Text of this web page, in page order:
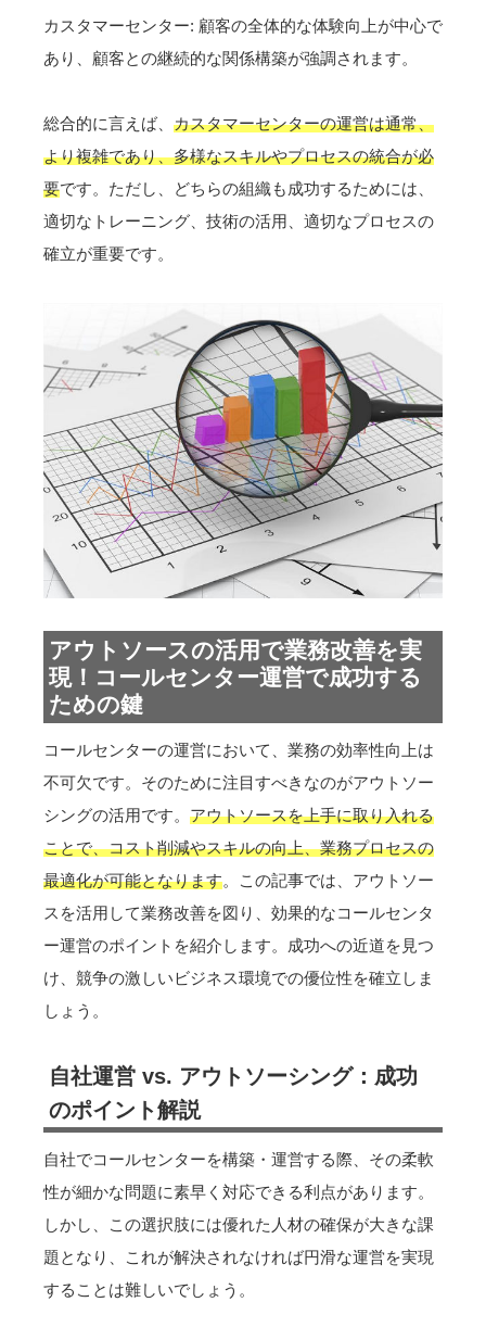
カスタマーセンター: 顧客の全体的な体験向上が中心で
あり、顧客との継続的な関係構築が強調されます。
総合的に言えば、 カスタマーセンターの運営は通常、
より複雑であり、多様なスキルやプロセスの統合が必
要です。ただし、どちらの組織も成功するためには、
適切なトレーニング、技術の活用、適切なプロセスの
確立が重要です。
アウトソースの活用で業務改善を実
現！コールセンター運営で成功する
ための鍵
コールセンターの運営において、業務の効率性向上は
不可欠です。そのために注目すべきなのがアウトソー
シングの活用です。 アウトソースを上手に取り入れる
ことで、コスト削減やスキルの向上、業務プロセスの
最適化が可能となります。この記事では、アウトソー
スを活用して業務改善を図り、効果的なコールセンタ
ー運営のポイントを紹介します。成功への近道を見つ
け、競争の激しいビジネス環境での優位性を確立しま
しょう。
自社運営 vs. アウトソーシング：成功
のポイント解説
自社でコールセンターを構築・運営する際、その柔軟
性が細かな問題に素早く対応できる利点があります。
しかし、この選択肢には優れた人材の確保が大きな課
題となり、これが解決されなければ円滑な運営を実現
することは難しいでしょう。